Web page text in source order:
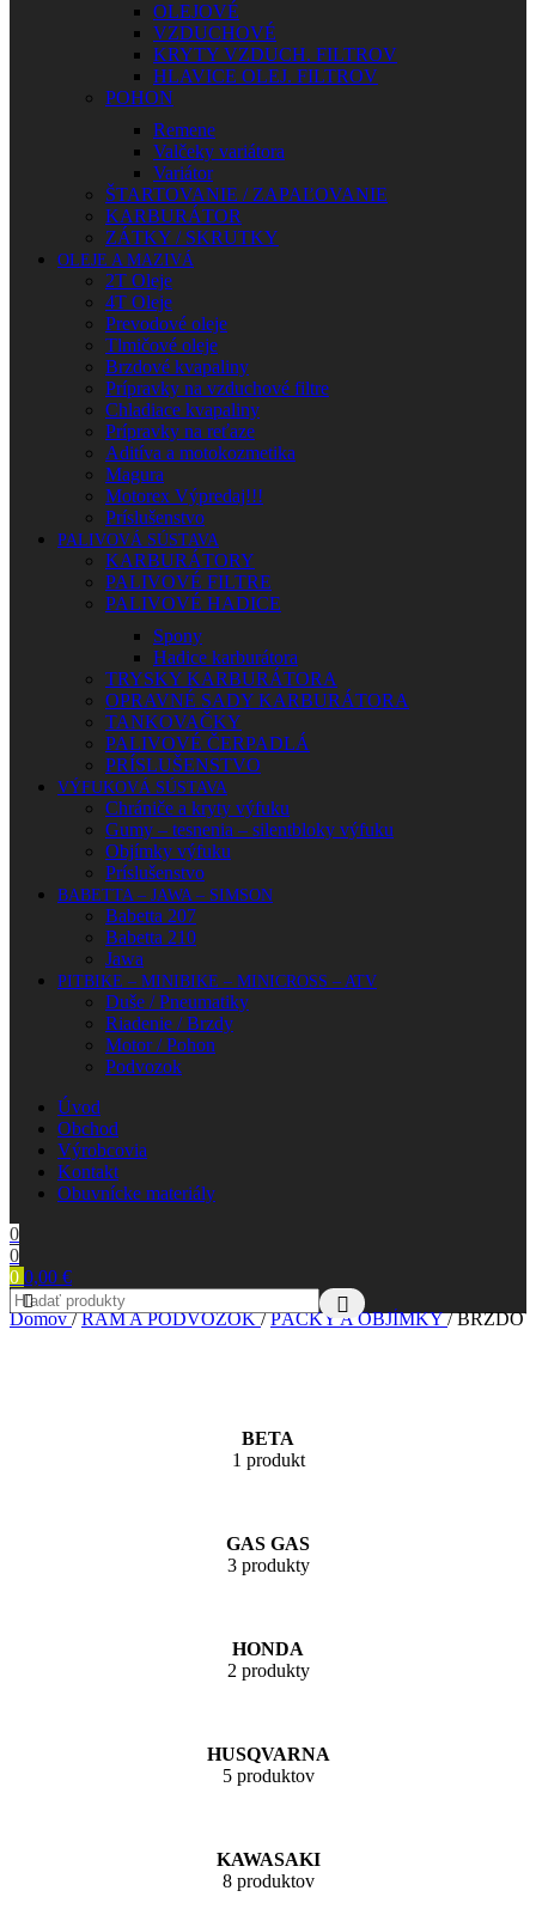
OLEJOVÉ
VZDUCHOVÉ
KRYTY VZDUCH. FILTROV
HLAVICE OLEJ. FILTROV
POHON
Remene
Valčeky variátora
Variátor
ŠTARTOVANIE / ZAPAĽOVANIE
KARBURÁTOR
ZÁTKY / SKRUTKY
OLEJE A MAZIVÁ
2T Oleje
4T Oleje
Prevodové oleje
Tlmičové oleje
Brzdové kvapaliny
Prípravky na vzduchové filtre
Chladiace kvapaliny
Prípravky na reťaze
Aditíva a motokozmetika
Magura
Motorex Výpredaj!!!
Príslušenstvo
PALIVOVÁ SÚSTAVA
KARBURÁTORY
PALIVOVÉ FILTRE
PALIVOVÉ HADICE
Spony
Hadice karburátora
TRYSKY KARBURÁTORA
OPRAVNÉ SADY KARBURÁTORA
TANKOVAČKY
PALIVOVÉ ČERPADLÁ
PRÍSLUŠENSTVO
VÝFUKOVÁ SÚSTAVA
Chrániče a kryty výfuku
Gumy – tesnenia – silentbloky výfuku
Objímky výfuku
Príslušenstvo
BABETTA – JAWA – SIMSON
Babetta 207
Babetta 210
Jawa
PITBIKE – MINIBIKE – MINICROSS – ATV
Duše / Pneumatiky
Riadenie / Brzdy
Motor / Pohon
Podvozok
Úvod
Obchod
Výrobcovia
Kontakt
Obuvnícke materiály
0
0
0 0,00 €
Domov/ RÁM A PODVOZOK/ PÁČKY A OBJÍMKY/
BETA
1 produkt
GAS GAS
3 produkty
HONDA
2 produkty
HUSQVARNA
5 produktov
KAWASAKI
8 produktov